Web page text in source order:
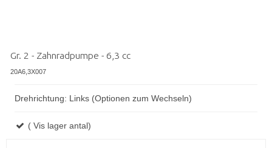
Gr. 2 - Zahnradpumpe - 6,3 cc
20A6,3X007
Drehrichtung: Links (Optionen zum Wechseln)
( Vis lager antal)